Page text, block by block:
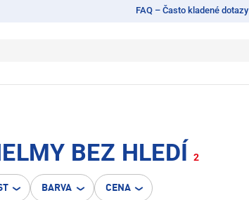
FAQ – Často kladené dotazy
BEZ HLEDÍ 2
BARVA CENA